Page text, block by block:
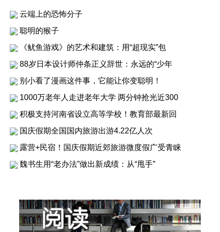
云端上的恐怖分子
聪明的猴子
《鱿鱼游戏》的艺术和建筑：用“超现实”包
88岁日本设计师仲条正义辞世：永远的“少年
别小看了漫画这件事，它能让你变聪明！
1000万老年人走进老年大学 两分钟抢光近300
积极支持河南省设立高等学校！教育部最新回
国庆假期全国国内旅游出游4.22亿人次
露营+民宿！国庆假期近郊旅游微度假广受青睐
魏书生用“老办法”做出新成绩：从“甩手”